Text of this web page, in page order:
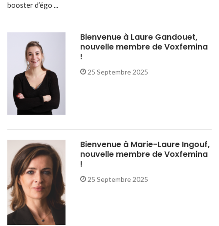
booster d’égo ...
Bienvenue à Laure Gandouet,
nouvelle membre de Voxfemina
!
25 Septembre 2025
Bienvenue à Marie-Laure Ingouf,
nouvelle membre de Voxfemina
!
25 Septembre 2025